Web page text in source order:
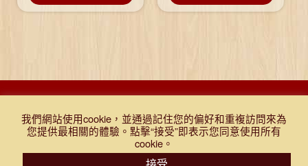
條款及細則| 免責聲明|門市報價表|TEST
我們網站使用cookie，並通過記住您的偏好和重複訪問來為
您提供最相關的體驗。點擊“接受”即表示您同意使用所有
cookie。